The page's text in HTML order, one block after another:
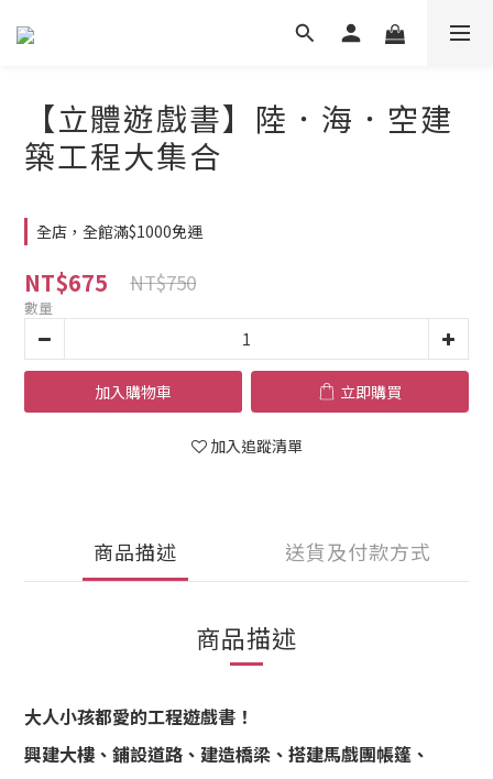
【立體遊戲書】陸．海．空建
築工程大集合
全店，全館滿$1000免運
NT$675 NT$750
數量
加入購物車 立即購買
加入追蹤清單
商品描述 送貨及付款方式
商品描述
大人小孩都愛的工程遊戲書！
興建大樓、鋪設道路、建造橋梁、搭建馬戲團帳篷、